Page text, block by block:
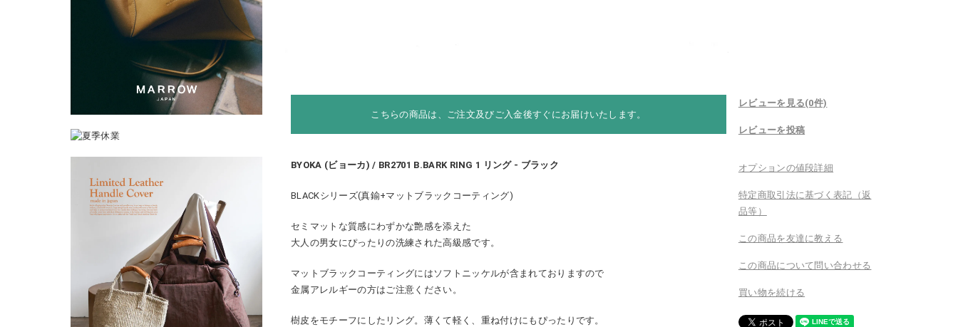
こちらの商品は、ご注文及びご入金後すぐにお届けいたします。
BYOKA (ビョーカ) / BR2701 B.BARK RING 1 リング - ブラック
BLACKシリーズ(真鍮+マットブラックコーティング)
セミマットな質感にわずかな艶感を添えた
大人の男女にぴったりの洗練された高級感です。
マットブラックコーティングにはソフトニッケルが含まれておりますので
金属アレルギーの方はご注意ください。
樹皮をモチーフにしたリング。薄くて軽く、重ね付けにもぴったりです。
レビューを見る(0件)
レビューを投稿
オプションの値段詳細
特定商取引法に基づく表記（返
品等）
この商品を友達に教える
この商品について問い合わせる
買い物を続ける